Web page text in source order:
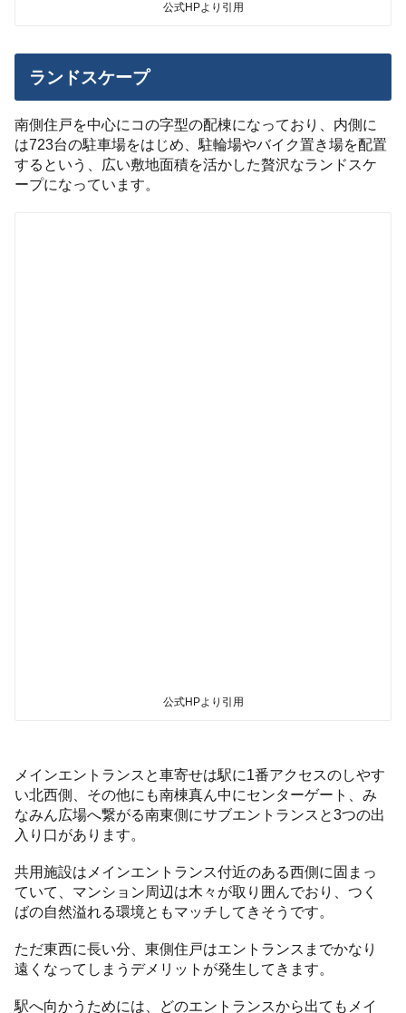
公式HPより引用
ランドスケープ
南側住戸を中心にコの字型の配棟になっており、内側に
は723台の駐車場をはじめ、駐輪場やバイク置き場を配置
するという、広い敷地面積を活かした贅沢なランドスケ
ープになっています。
公式HPより引用
メインエントランスと車寄せは駅に1番アクセスのしやす
い北西側、その他にも南棟真ん中にセンターゲート、み
なみん広場へ繋がる南東側にサブエントランスと3つの出
入り口があります。
共用施設はメインエントランス付近のある西側に固まっ
ていて、マンション周辺は木々が取り囲んでおり、つく
ばの自然溢れる環境ともマッチしてきそうです。
ただ東西に長い分、東側住戸はエントランスまでかなり
遠くなってしまうデメリットが発生してきます。
駅へ向かうためには、どのエントランスから出てもメイ